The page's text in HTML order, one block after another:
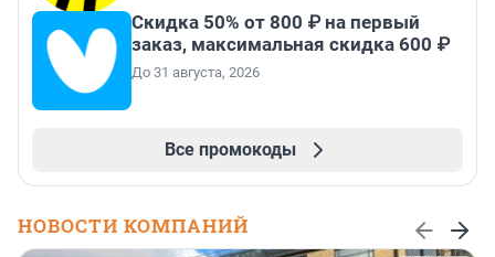
Скидка 50% от 800 ₽ на первый
заказ, максимальная скидка 600 ₽
До 31 августа, 2026
Все промокоды
НОВОСТИ КОМПАНИЙ